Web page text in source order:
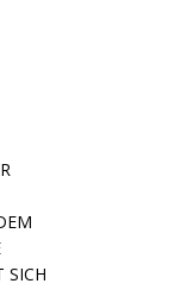
SICH